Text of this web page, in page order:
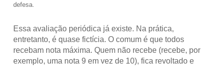
defesa.
Essa avaliação periódica já existe. Na prática,
entretanto, é quase fictícia. O comum é que todos
recebam nota máxima. Quem não recebe (recebe, por
exemplo, uma nota 9 em vez de 10), fica revoltado e